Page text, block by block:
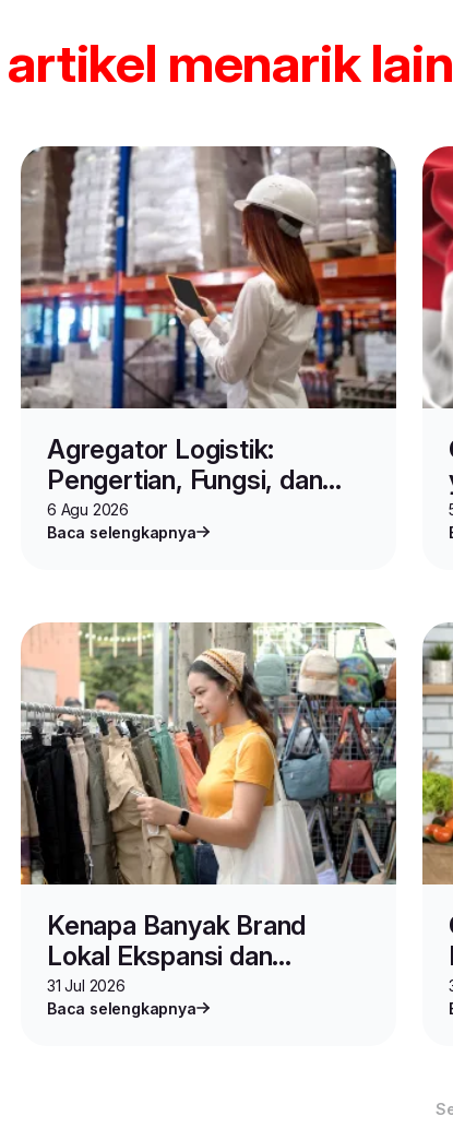
artikel menarik
Agregator Logistik:
Pengertian, Fungsi, dan
Cara Kerjanya untuk Bisnis
Online
6 Agu 2026
Baca selengkapnya
Kenapa Banyak Brand
Lokal Ekspansi dan
Berjualan di Malaysia?
31 Jul 2026
Baca selengkapnya